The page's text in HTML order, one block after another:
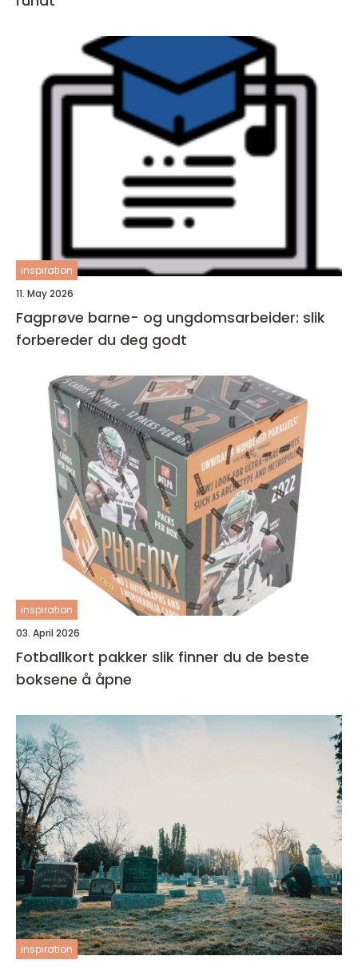
inspiration
11. May 2026
Fagprøve barne- og ungdomsarbeider: slik
forbereder du deg godt
inspiration
03. April 2026
Fotballkort pakker slik finner du de beste
boksene å åpne
inspiration